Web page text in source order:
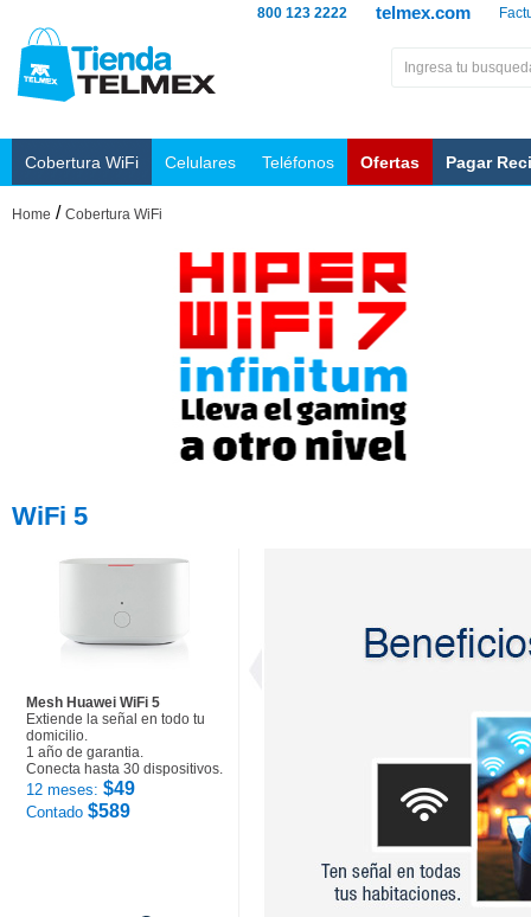
telmex.com
800 123 2222
Cobertura WiFi Celulares Teléfonos Ofertas Pagar
Home / Cobertura WiFi
WiFi 5
Mesh Huawei WiFi 5
Extiende la señal en todo tu
domicilio.
1 año de garantia.
Conecta hasta 30 dispositivos.
12 meses: $49
Contado $589